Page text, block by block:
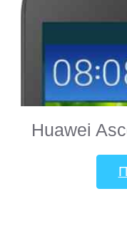
Huawei